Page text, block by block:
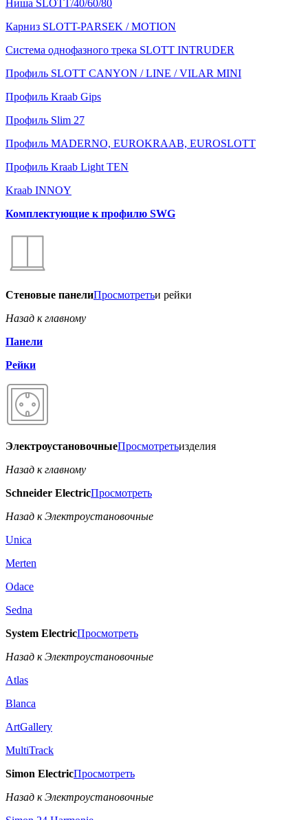
Ниша SLOTT/40/60/80
Карниз SLOTT-PARSEK / MOTION
Система однофазного трека SLOTT INTRUDER
Профиль SLOTT CANYON / LINE / VILAR MINI
Профиль Kraab Gips
Профиль Slim 27
Профиль MADERNO, EUROKRAAB, EUROSLOTT
Профиль Kraab Light TEN
Kraab INNOY
Комплектующие к профилю SWG
Стеновые панелиПросмотретьи рейки
Назад к главному
Панели
Рейки
ЭлектроустановочныеПросмотретьизделия
Назад к главному
Schneider ElectricПросмотреть
Назад к Электроустановочные
Unica
Merten
Odace
Sedna
System ElectricПросмотреть
Назад к Электроустановочные
Atlas
Blanca
ArtGallery
MultiTrack
Simon ElectricПросмотреть
Назад к Электроустановочные